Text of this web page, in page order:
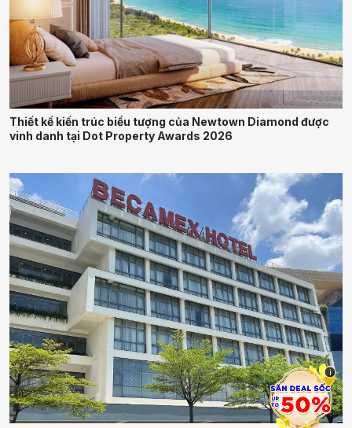
Thiết kế kiến trúc biểu tượng của Newtown Diamond được
vinh danh tại Dot Property Awards 2026
i